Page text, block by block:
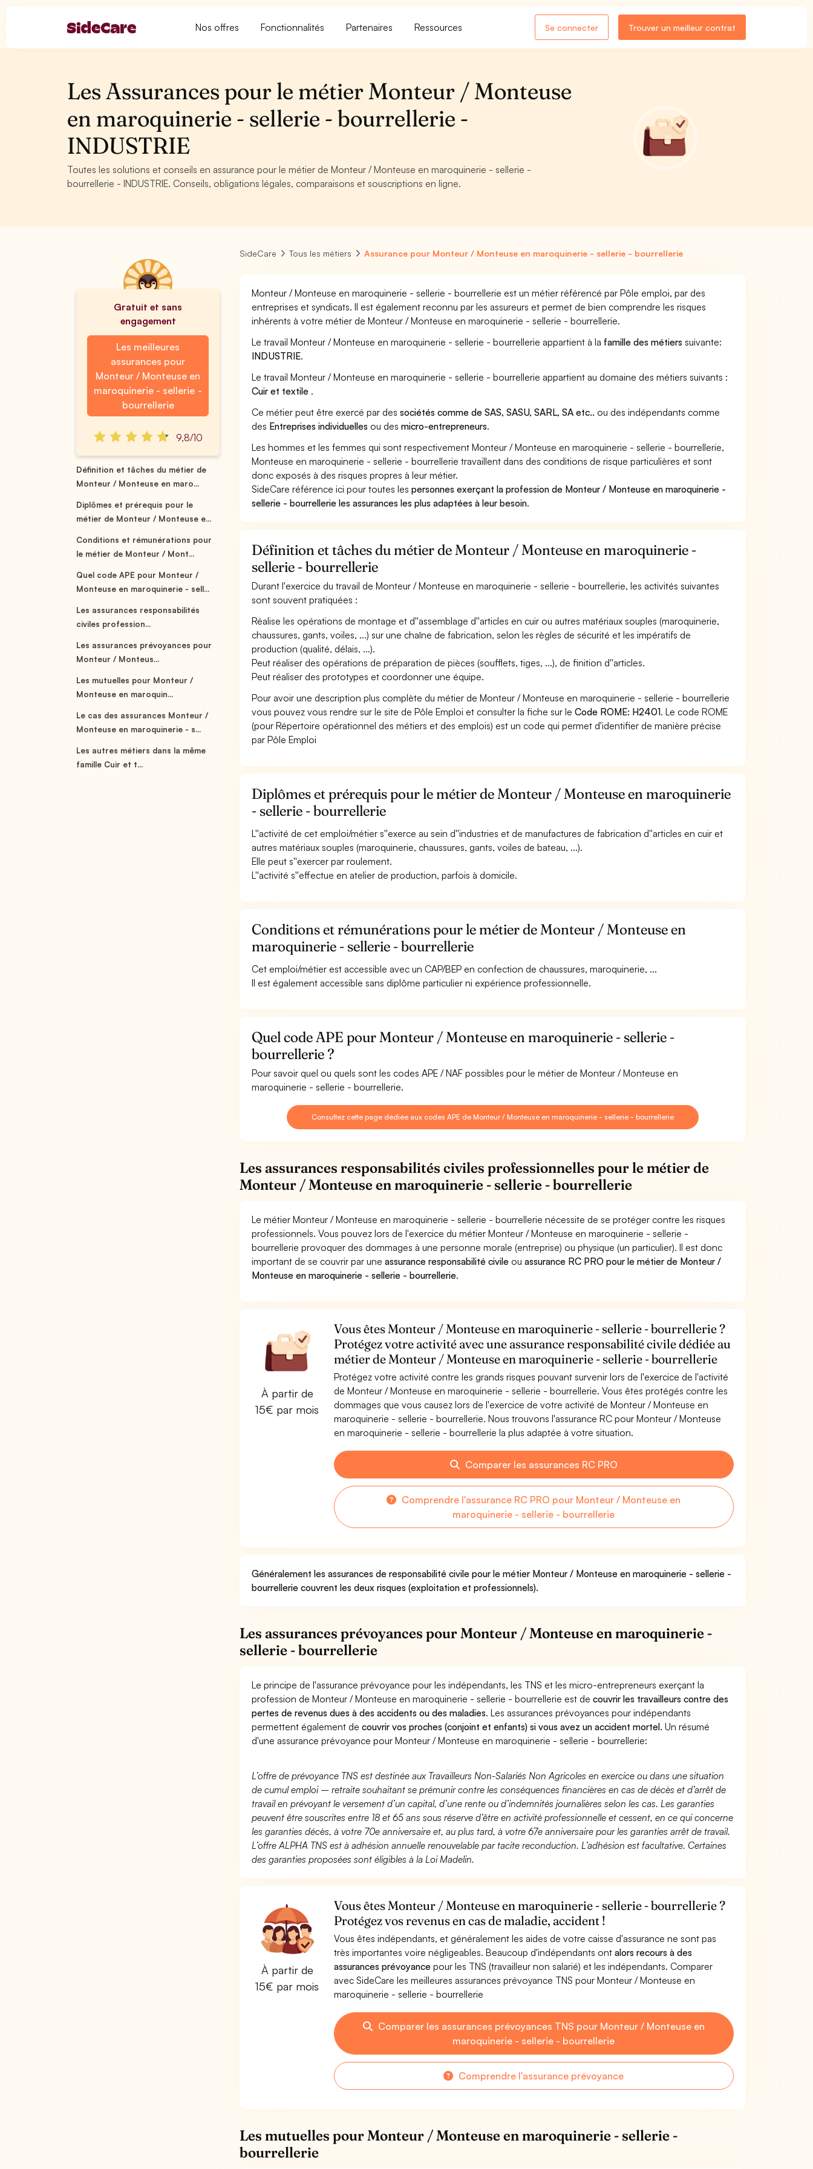
Nos offres Fonctionnalités Partenaires Ressources Se connecter Trouver un meilleur contrat
Les Assurances pour le métier Monteur / Monteuse
en maroquinerie - sellerie - bourrellerie -
INDUSTRIE
Toutes les solutions et conseils en assurance pour le métier de Monteur / Monteuse en maroquinerie - sellerie -
bourrellerie - INDUSTRIE. Conseils, obligations légales, comparaisons et souscriptions en ligne.
Gratuit et sans
engagement
Les meilleures
assurances pour
Monteur / Monteuse en
maroquinerie - sellerie -
bourrellerie
9,8/10
Définition et tâches du métier de
Monteur / Monteuse en maro...
Diplômes et prérequis pour le
métier de Monteur / Monteuse e...
Conditions et rémunérations pour
le métier de Monteur / Mont...
Quel code APE pour Monteur /
Monteuse en maroquinerie - sell...
Les assurances responsabilités
civiles profession...
Les assurances prévoyances pour
Monteur / Monteus...
Les mutuelles pour Monteur /
Monteuse en maroquin...
Le cas des assurances Monteur /
Monteuse en maroquinerie - s...
Les autres métiers dans la même
famille Cuir et t...
SideCare Tous les métiers Assurance pour Monteur / Monteuse en maroquinerie - sellerie - bourrellerie
Monteur / Monteuse en maroquinerie - sellerie - bourrellerie est un métier référencé par Pôle emploi, par des
entreprises et syndicats. Il est également reconnu par les assureurs et permet de bien comprendre les risques
inhérents à votre métier de Monteur / Monteuse en maroquinerie - sellerie - bourrellerie.
Le travail Monteur / Monteuse en maroquinerie - sellerie - bourrellerie appartient à la famille des métiers suivante:
INDUSTRIE.
Le travail Monteur / Monteuse en maroquinerie - sellerie - bourrellerie appartient au domaine des métiers suivants :
Cuir et textile .
Ce métier peut être exercé par dessociétés comme de SAS, SASU, SARL, SA etc.. ou des indépendants comme
des Entreprises individuelles ou desmicro-entrepreneurs.
Les hommes et les femmes qui sont respectivement Monteur / Monteuse en maroquinerie - sellerie - bourrellerie,
Monteuse en maroquinerie - sellerie - bourrellerie travaillent dans des conditions de risque particulières et sont
donc exposés à des risques propres à leur métier.
SideCare référence ici pour toutes lespersonnes exerçant la profession de Monteur / Monteuse en maroquinerie -
sellerie - bourrellerie les assurances les plus adaptées à leur besoin.
Définition et tâches du métier de Monteur / Monteuse en maroquinerie -
sellerie - bourrellerie
Durant l'exercice du travail de Monteur / Monteuse en maroquinerie - sellerie - bourrellerie, les activités suivantes
sont souvent pratiquées :
Réalise les opérations de montage et d''assemblage d''articles en cuir ou autres matériaux souples (maroquinerie,
chaussures, gants, voiles, ...) sur une chaîne de fabrication, selon les règles de sécurité et les impératifs de
production (qualité, délais, ...).
Peut réaliser des opérations de préparation de pièces (soufflets, tiges, ...), de finition d''articles.
Peut réaliser des prototypes et coordonner une équipe.
Pour avoir une description plus complète du métier de Monteur / Monteuse en maroquinerie - sellerie - bourrellerie
vous pouvez vous rendre sur le site de Pôle Emploi et consulter la fiche sur leCode ROME: H2401. Le code ROME
(pour Répertoire opérationnel des métiers et des emplois) est un code qui permet d'identifier de manière précise
par Pôle Emploi
Diplômes et prérequis pour le métier de Monteur / Monteuse en maroquinerie
- sellerie - bourrellerie
L''activité de cet emploi/métier s''exerce au sein d''industries et de manufactures de fabrication d''articles en cuir et
autres matériaux souples (maroquinerie, chaussures, gants, voiles de bateau, ...).
Elle peut s''exercer par roulement.
L''activité s''effectue en atelier de production, parfois à domicile.
Conditions et rémunérations pour le métier de Monteur / Monteuse en
maroquinerie - sellerie - bourrellerie
Cet emploi/métier est accessible avec un CAP/BEP en confection de chaussures, maroquinerie, ...
Il est également accessible sans diplôme particulier ni expérience professionnelle.
Quel code APE pour Monteur / Monteuse en maroquinerie - sellerie -
bourrellerie ?
Pour savoir quel ou quels sont les codes APE / NAF possibles pour le métier de Monteur / Monteuse en
maroquinerie - sellerie - bourrellerie.
Consultez cette page dédiée aux codes APE de Monteur / Monteuse en maroquinerie - sellerie - bourrellerie
Les assurances responsabilités civiles professionnelles pour le métier de
Monteur / Monteuse en maroquinerie - sellerie - bourrellerie
Le métier Monteur / Monteuse en maroquinerie - sellerie - bourrellerie nécessite de se protéger contre les risques
professionnels. Vous pouvez lors de l'exercice du métier Monteur / Monteuse en maroquinerie - sellerie -
bourrellerie provoquer des dommages à une personne morale (entreprise) ou physique (un particulier). Il est donc
important de se couvrir par uneassurance responsabilité civile ouassurance RC PRO pour le métier de Monteur /
Monteuse en maroquinerie - sellerie - bourrellerie.
À partir de
15€ par mois
Vous êtes Monteur / Monteuse en maroquinerie - sellerie - bourrellerie ?
Protégez votre activité avec une assurance responsabilité civile dédiée au
métier de Monteur / Monteuse en maroquinerie - sellerie - bourrellerie
Protégez votre activité contre les grands risques pouvant survenir lors de l'exercice de l'activité
de Monteur / Monteuse en maroquinerie - sellerie - bourrellerie. Vous êtes protégés contre les
dommages que vous causez lors de l'exercice de votre activité de Monteur / Monteuse en
maroquinerie - sellerie - bourrellerie. Nous trouvons l'assurance RC pour Monteur / Monteuse
en maroquinerie - sellerie - bourrellerie la plus adaptée à votre situation.
Comparer les assurances RC PRO
Comprendre l'assurance RC PRO pour Monteur / Monteuse en
maroquinerie - sellerie - bourrellerie
Généralement les assurances de responsabilité civile pour le métier Monteur / Monteuse en maroquinerie - sellerie -
bourrellerie couvrent les deux risques (exploitation et professionnels).
Les assurances prévoyances pour Monteur / Monteuse en maroquinerie -
sellerie - bourrellerie
Le principe de l'assurance prévoyance pour les indépendants, les TNS et les micro-entrepreneurs exerçant la
profession de Monteur / Monteuse en maroquinerie - sellerie - bourrellerie est decouvrir les travailleurs contre des
pertes de revenus dues à des accidents ou des maladies. Les assurances prévoyances pour indépendants
permettent également decouvrir vos proches (conjoint et enfants) si vous avez un accident mortel. Un résumé
d'une assurance prévoyance pour Monteur / Monteuse en maroquinerie - sellerie - bourrellerie:
L’offre de prévoyance TNS est destinée aux Travailleurs Non-Salariés Non Agricoles en exercice ou dans une situation
de cumul emploi – retraite souhaitant se prémunir contre les conséquences financières en cas de décès et d’arrêt de
travail en prévoyant le versement d’un capital, d’une rente ou d’indemnités journalières selon les cas. Les garanties
peuvent être souscrites entre 18 et 65 ans sous réserve d’être en activité professionnelle et cessent, en ce qui concerne
les garanties décès, à votre 70e anniversaire et, au plus tard, à votre 67e anniversaire pour les garanties arrêt de travail.
L’offre ALPHA TNS est à adhésion annuelle renouvelable par tacite reconduction. L’adhésion est facultative. Certaines
des garanties proposées sont éligibles à la Loi Madelin.
À partir de
15€ par mois
Vous êtes Monteur / Monteuse en maroquinerie - sellerie - bourrellerie ?
Protégez vos revenus en cas de maladie, accident !
Vous êtes indépendants, et généralement les aides de votre caisse d'assurance ne sont pas
très importantes voire négligeables. Beaucoup d'indépendants ont alors recours à des
assurances prévoyancepour les TNS (travailleur non salarié) et les indépendants. Comparer
avec SideCare les meilleures assurances prévoyance TNS pour Monteur / Monteuse en
maroquinerie - sellerie - bourrellerie
Comparer les assurances prévoyances TNS pour Monteur / Monteuse en
maroquinerie - sellerie - bourrellerie
Comprendre l'assurance prévoyance
Les mutuelles pour Monteur / Monteuse en maroquinerie - sellerie -
bourrellerie